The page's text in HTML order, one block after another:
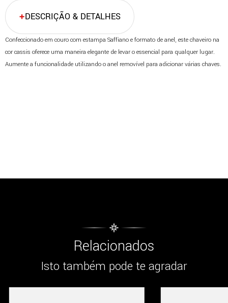
DESCRIÇÃO & DETALHES
Confeccionado em couro com estampa Saffiano e formato de anel, este chaveiro na
cor cassis oferece uma maneira elegante de levar o essencial para qualquer lugar.
Aumente a funcionalidade utilizando o anel removível para adicionar várias chaves.
Relacionados
Isto também pode te agradar